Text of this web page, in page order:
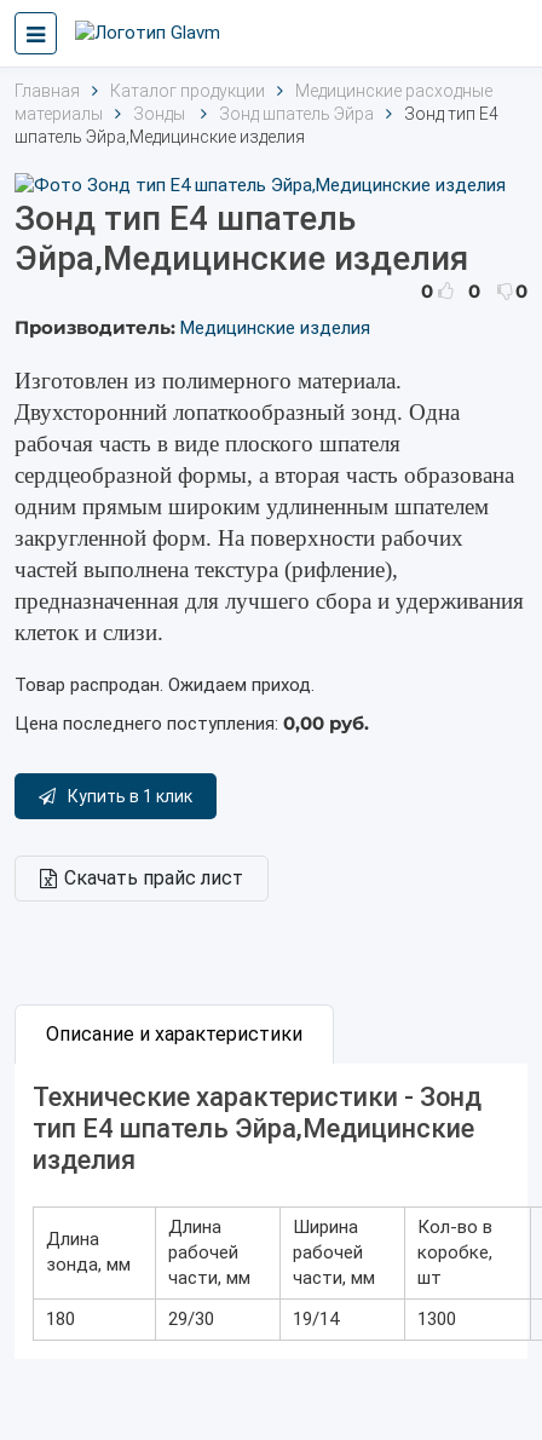
Главная Каталог продукции
Медицинские расходные
материалы
Зонды Зонд шпатель Эйра
Зонд тип E4
шпатель Эйра,Медицинские изделия
Зонд тип E4 шпатель
Эйра,Медицинские изделия
0 0
0
Производитель: Медицинские изделия
Изготовлен из полимерного материала.
Двухсторонний лопаткообразный зонд. Одна
рабочая часть в виде плоского шпателя
сердцеобразной формы, а вторая часть образована
одним прямым широким удлиненным шпателем
закругленной форм. На поверхности рабочих
частей выполнена текстура (рифление),
предназначенная для лучшего сбора и удерживания
клеток и слизи.
Товар распродан. Ожидаем приход.
Цена последнего поступления: 0,00 руб.
Купить в 1 клик
Скачать прайс лист
Описание и характеристики
Технические характеристики - Зонд
тип E4 шпатель Эйра,Медицинские
изделия
Длина
зонда, мм
Длина
рабочей
части, мм
Ширина
рабочей
части, мм
Кол-во в
коробке,
шт
180
29/30 19/14 1300